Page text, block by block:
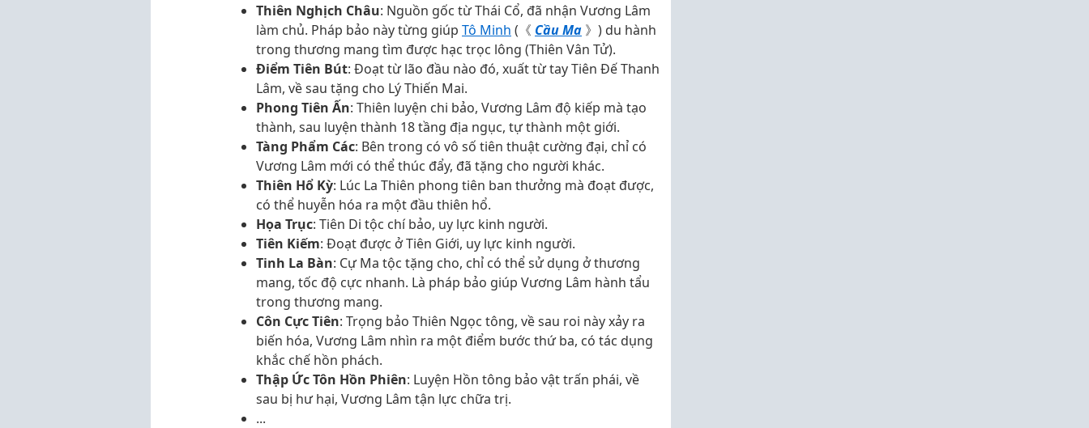
Thiên Nghịch Châu: Nguồn gốc từ Thái Cổ, đã nhận Vương Lâm
làm chủ. Pháp bảo này từng giúp Tô Minh (《 Cầu Ma 》) du hành
trong thương mang tìm được hạc trọc lông (Thiên Vân Tử).
Điểm Tiên Bút: Đoạt từ lão đầu nào đó, xuất từ tay Tiên Đế Thanh
Lâm, về sau tặng cho Lý Thiến Mai.
Phong Tiên Ấn: Thiên luyện chi bảo, Vương Lâm độ kiếp mà tạo
thành, sau luyện thành 18 tầng địa ngục, tự thành một giới.
Tàng Phẩm Các: Bên trong có vô số tiên thuật cường đại, chỉ có
Vương Lâm mới có thể thúc đẩy, đã tặng cho người khác.
Thiên Hổ Kỳ: Lúc La Thiên phong tiên ban thưởng mà đoạt được,
có thể huyễn hóa ra một đầu thiên hổ.
Họa Trục: Tiên Di tộc chí bảo, uy lực kinh người.
Tiên Kiếm: Đoạt được ở Tiên Giới, uy lực kinh người.
Tinh La Bàn: Cự Ma tộc tặng cho, chỉ có thể sử dụng ở thương
mang, tốc độ cực nhanh. Là pháp bảo giúp Vương Lâm hành tẩu
trong thương mang.
Côn Cực Tiên: Trọng bảo Thiên Ngọc tông, về sau roi này xảy ra
biến hóa, Vương Lâm nhìn ra một điểm bước thứ ba, có tác dụng
khắc chế hồn phách.
Thập Ức Tôn Hồn Phiên: Luyện Hồn tông bảo vật trấn phái, về
sau bị hư hại, Vương Lâm tận lực chữa trị.
...